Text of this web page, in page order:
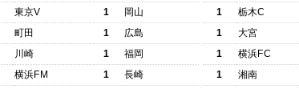
東京V 1
岡山
町田 1
広島
川崎 1
福岡
横浜FM 1 長崎
1
栃木C
1
大宮
1
横浜FC
1
湘南